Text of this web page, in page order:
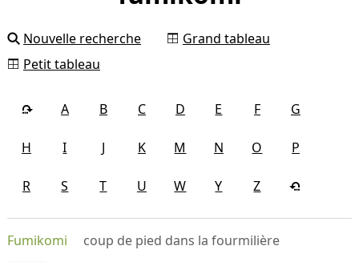
Nouvelle recherche
Grand tableau
Petit tableau
A B C D E F G
H I J K M N O P
R S T U W Y Z
Fumikomi coup de pied dans la fourmilière